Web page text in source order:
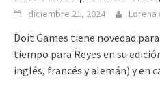
diciembre 21, 2024 Lorena
Doit Games tiene novedad
tiempo para Reyes en su
inglés, francés y alemán) y en